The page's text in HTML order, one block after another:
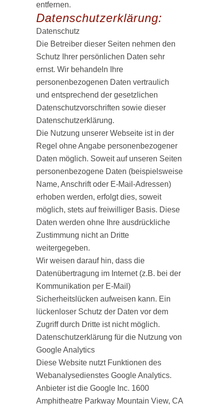
entfernen.
Datenschutzerklärung:
Datenschutz
Die Betreiber dieser Seiten nehmen den
Schutz Ihrer persönlichen Daten sehr
ernst. Wir behandeln Ihre
personenbezogenen Daten vertraulich
und entsprechend der gesetzlichen
Datenschutzvorschriften sowie dieser
Datenschutzerklärung.
Die Nutzung unserer Webseite ist in der
Regel ohne Angabe personenbezogener
Daten möglich. Soweit auf unseren Seiten
personenbezogene Daten (beispielsweise
Name, Anschrift oder E-Mail-Adressen)
erhoben werden, erfolgt dies, soweit
möglich, stets auf freiwilliger Basis. Diese
Daten werden ohne Ihre ausdrückliche
Zustimmung nicht an Dritte
weitergegeben.
Wir weisen darauf hin, dass die
Datenübertragung im Internet (z.B. bei der
Kommunikation per E-Mail)
Sicherheitslücken aufweisen kann. Ein
lückenloser Schutz der Daten vor dem
Zugriff durch Dritte ist nicht möglich.
Datenschutzerklärung für die Nutzung von
Google Analytics
Diese Website nutzt Funktionen des
Webanalysedienstes Google Analytics.
Anbieter ist die Google Inc. 1600
Amphitheatre Parkway Mountain View, CA